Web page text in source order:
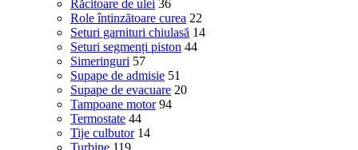
Răcitoare de ulei 36
Role întinzătoare curea 22
Seturi garnituri chiulasă 14
Seturi segmenți piston 44
Simeringuri 57
Supape de admisie 51
Supape de evacuare 20
Tampoane motor 94
Termostate 44
Tije culbutor 14